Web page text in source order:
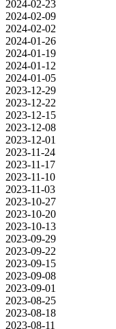
2024-02-23
2024-02-09
2024-02-02
2024-01-26
2024-01-19
2024-01-12
2024-01-05
2023-12-29
2023-12-22
2023-12-15
2023-12-08
2023-12-01
2023-11-24
2023-11-17
2023-11-10
2023-11-03
2023-10-27
2023-10-20
2023-10-13
2023-09-29
2023-09-22
2023-09-15
2023-09-08
2023-09-01
2023-08-25
2023-08-18
2023-08-11